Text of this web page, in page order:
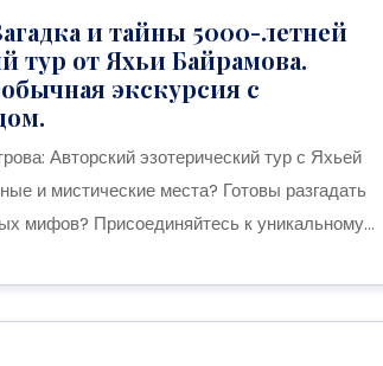
и тайны 5000-летней
тур от Яхьи Байрамова.
экскурсия с
Авторский эзотерический тур с Яхьей
и мистические места? Готовы разгадать
мифов? Присоединяйтесь к уникальному...